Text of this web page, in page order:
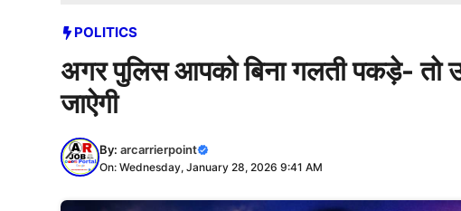
POLITICS
अगर पुलिस आपको बिना गलती पकड़े-
जाऐगी
By: arcarrierpoint
On: Wednesday, January 28, 2026 9:41 AM